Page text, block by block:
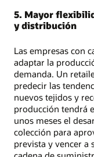
5. Mayor
y distribución
Las empresas con
adaptar la
demanda. Un
predecir las
nuevos tejidos y
producción tendrá
unos meses el
colección para
prevista y vencer a